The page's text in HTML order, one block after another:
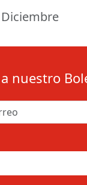
nuestro